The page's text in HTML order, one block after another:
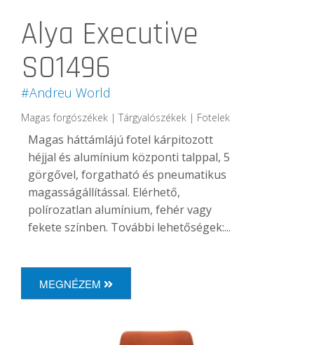
Alya Executive
SO1496
#Andreu World
Magas forgószékek | Tárgyalószékek | Fotelek
Magas háttámlájú fotel kárpitozott
héjjal és alumínium központi talppal, 5
görgővel, forgatható és pneumatikus
magasságállítással. Elérhető,
polírozatlan alumínium, fehér vagy
fekete színben. További lehetőségek:...
MEGNÉZEM